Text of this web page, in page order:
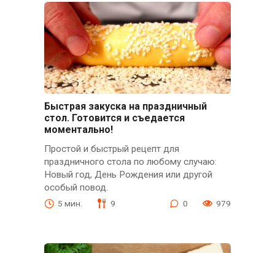
Быстрая закуска на праздничный
стол. Готовится и съедается
моментально!
Простой и быстрый рецепт для
праздничного стола по любому случаю:
Новый год, День Рождения или другой
особый повод.
5 мин. 9 0 979